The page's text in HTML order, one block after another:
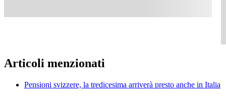
Articoli menzionati
Pensioni svizzere, la tredicesima arriverà presto anche in Italia